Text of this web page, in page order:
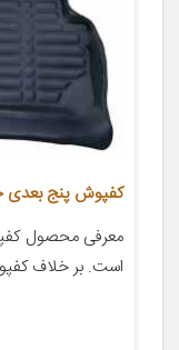
کفپوش پنج بعدی خودرو کد04 مناسب
معرفی محصول
است. بر خلاف کفپوش های 3 بعدی